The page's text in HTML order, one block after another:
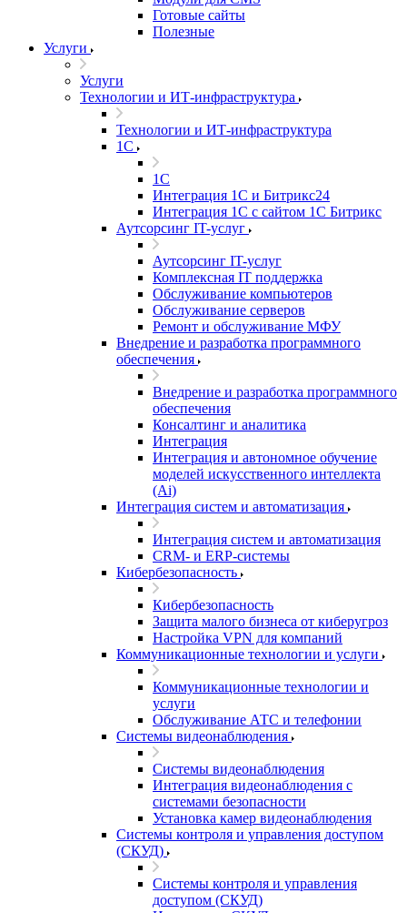
Готовые сайты
Полезные
Услуги
Услуги
Технологии и ИТ-инфраструктура
Технологии и ИТ-инфраструктура
1С
1С
Интеграция 1С и Битрикс24
Интеграция 1С с сайтом 1С Битрикс
Аутсорсинг IT-услуг
Аутсорсинг IT-услуг
Комплексная IT поддержка
Обслуживание компьютеров
Обслуживание серверов
Ремонт и обслуживание МФУ
Внедрение и разработка программного
обеспечения
Внедрение и разработка программного
обеспечения
Консалтинг и аналитика
Интеграция
Интеграция и автономное обучение
моделей искусственного интеллекта
(Ai)
Интеграция систем и автоматизация
Интеграция систем и автоматизация
CRM- и ERP-системы
Кибербезопасность
Кибербезопасность
Защита малого бизнеса от киберугроз
Настройка VPN для компаний
Коммуникационные технологии и услуги
Коммуникационные технологии и
услуги
Обслуживание АТС и телефонии
Системы видеонаблюдения
Системы видеонаблюдения
Интеграция видеонаблюдения с
системами безопасности
Установка камер видеонаблюдения
Системы контроля и управления доступом
(СКУД)
Системы контроля и управления
доступом (СКУД)